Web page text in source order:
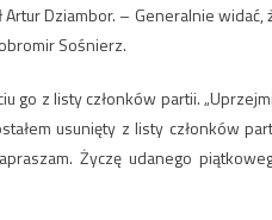
Dziambor. – Generalnie widać,
Sośnierz.
go z listy członków partii.
usunięty z listy członków
Życzę udanego